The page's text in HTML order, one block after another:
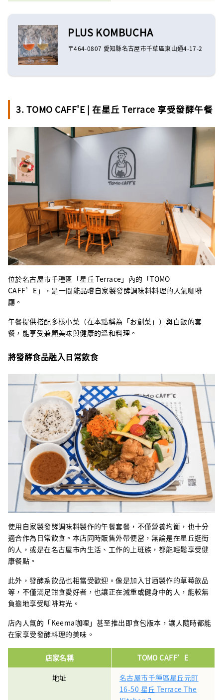
PLUS KOMBUCHA
〒464-0807 愛知縣名古屋市千草區東山通4-17-2
3. TOMO CAFF'E | 在星丘 Terrace 享受發酵午餐
位於名古屋市千種區「星丘 Terrace」內的「TOMO
CAFF’E」，是一間能品嚐自家製發酵調味料料理的人氣咖啡
廳。
午餐提供搭配多樣小菜（在本點稱為「お創菜」）與白飯的套
餐，能享受兼顧美味與健康的溫和料理。
將發酵食品融入日常飲食
使用自家製發酵調味料製作的午餐套餐，不僅營養均衡，也十分
適合作為日常飲食。本店同時販售外帶便當，無論是在星丘逛街
的人，或是在名古屋市內生活、工作的上班族，都能輕鬆享受健
康餐點。
此外，發酵系飲品也相當受歡迎。像是加入甘酒製作的草莓飲品
等，不僅滿足甜食愛好者，也讓正在減重或健身中的人，能較無
負擔地享受咖啡時光。
店內人氣的「Keema咖哩」甚至推出即食包版本，讓人隨時都能
在家享受發酵料理的美味。
店家名稱
TOMO CAFF’E
地址
名古屋市千種區星丘元町
16-50 星丘 Terrace The